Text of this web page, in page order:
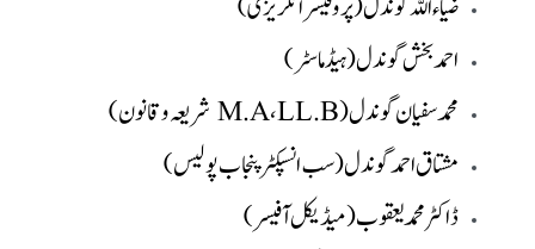
ضیاء اللہ گوندل (پروفیسر انگریزی)
احمد بخش گوندل (ہیڈ ماسٹر)
محمد سفیان گوندل (M.A، LL.B شریعہ و قانون)
مشتاق احمد گوندل (سب انسپکٹر پنجاب پولیس)
ڈاکٹر محمد یعقوب (میڈیکل آفیسر)